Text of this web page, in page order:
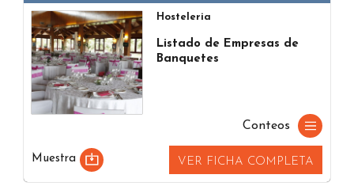
Hosteleria
Listado de Empresas de
Banquetes
Conteos
Muestra VER FICHA COMPLETA